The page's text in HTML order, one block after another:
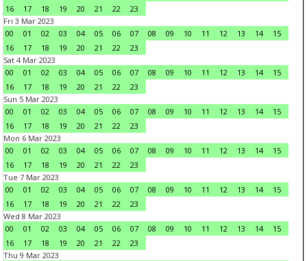
16
17 18 19 20 21 22
23
Fri 3 Mar 2023
00
01 02 03 04 05 06 07 08 09 10 11 12 13 14
15
16
17 18 19 20 21 22
23
Sat 4 Mar 2023
00
01 02 03 04 05 06 07 08 09 10 11 12 13 14
15
16
17 18 19 20 21 22
23
Sun 5 Mar 2023
00
01 02 03 04 05 06 07 08 09 10 11 12 13 14
15
16
17 18 19 20 21 22
23
Mon 6 Mar 2023
00
01 02 03 04 05 06 07 08 09 10 11 12 13 14
15
16
17 18 19 20 21 22
23
Tue 7 Mar 2023
00
01 02 03 04 05 06 07 08 09 10 11 12 13 14
15
16
17 18 19 20 21 22
23
Wed 8 Mar 2023
00
01 02 03 04 05 06 07 08 09 10 11 12 13 14
15
16
17 18 19 20 21 22
23
Thu 9 Mar 2023